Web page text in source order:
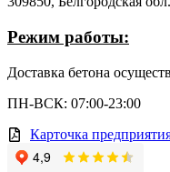
Режим работы:
Доставка бетона
ПН-ВСК: 07:00-23:00
Карточка